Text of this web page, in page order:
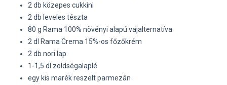
2 db közepes cukkini
2 db leveles tészta
80 g Rama 100% növényi alapú vajalternatíva
2 dl Rama Crema 15%-os főzőkrém
2 db nori lap
1-1,5 dl zöldségalaplé
egy kis marék reszelt parmezán